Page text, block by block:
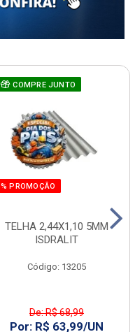
COMPRE JUNTO
% PROMOÇÃO
TELHA 2,44X1,10 5MM
ISDRALIT
Código: 13205
De: R$ 68,99
Por: R$ 63,99/UN